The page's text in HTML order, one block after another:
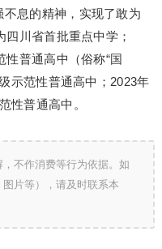
息的精神，实现了敢为
川省首批重点中学；
性普通高中（俗称“国
示范性普通高中；2023年
性普通高中。
不作消费等行为依据。如
片等），请及时联系本